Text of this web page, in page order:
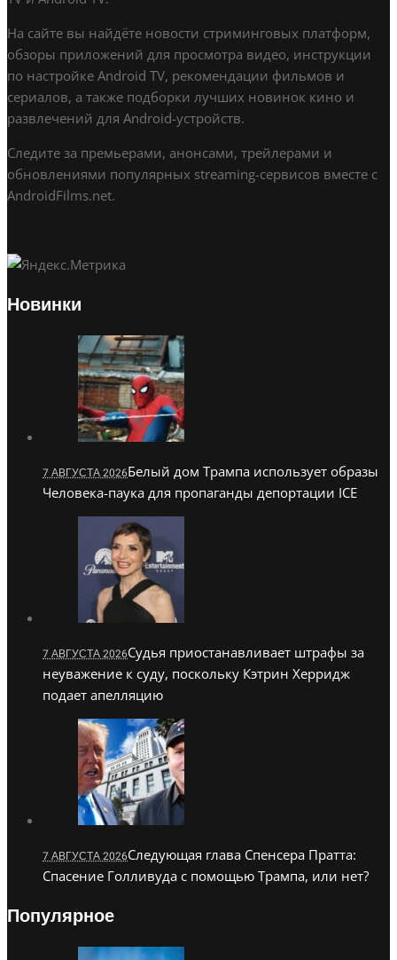
На сайте вы найдёте новости стриминговых платформ,
обзоры приложений для просмотра видео, инструкции
по настройке Android TV, рекомендации фильмов и
сериалов, а также подборки лучших новинок кино и
развлечений для Android-устройств.
Следите за премьерами, анонсами, трейлерами и
обновлениями популярных streaming-сервисов вместе с
AndroidFilms.net.
Новинки
7 АВГУСТА 2026Белый дом Трампа использует образы
Человека-паука для пропаганды депортации ICE
7 АВГУСТА 2026Судья приостанавливает штрафы за
неуважение к суду, поскольку Кэтрин Херридж
подает апелляцию
7 АВГУСТА 2026Следующая глава Спенсера Пратта:
Спасение Голливуда с помощью Трампа, или нет?
Популярное